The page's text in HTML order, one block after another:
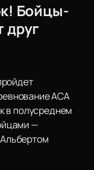
Бойцы-
друг
ACA
в полусреднем
—